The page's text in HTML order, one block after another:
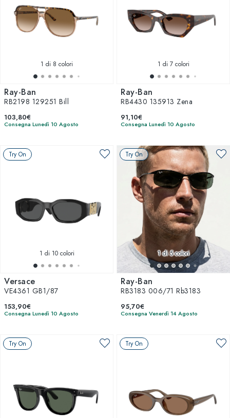
1 di 8 colori
Ray-Ban
RB2198 129251 Bill
103,80€
Consegna Lunedì 10 Agosto
1 di 7 colori
Ray-Ban
RB4430 135913 Zena
91,10€
Consegna Lunedì 10 Agosto
Try On
1 di 10 colori
Versace
VE4361 GB1/87
153,90€
Consegna Lunedì 10 Agosto
Try On
1di 5 colori
Ray-Ban
RB3183 006/71 Rb3183
95,70€
Consegna Venerdì 14 Agosto
Try On Try On